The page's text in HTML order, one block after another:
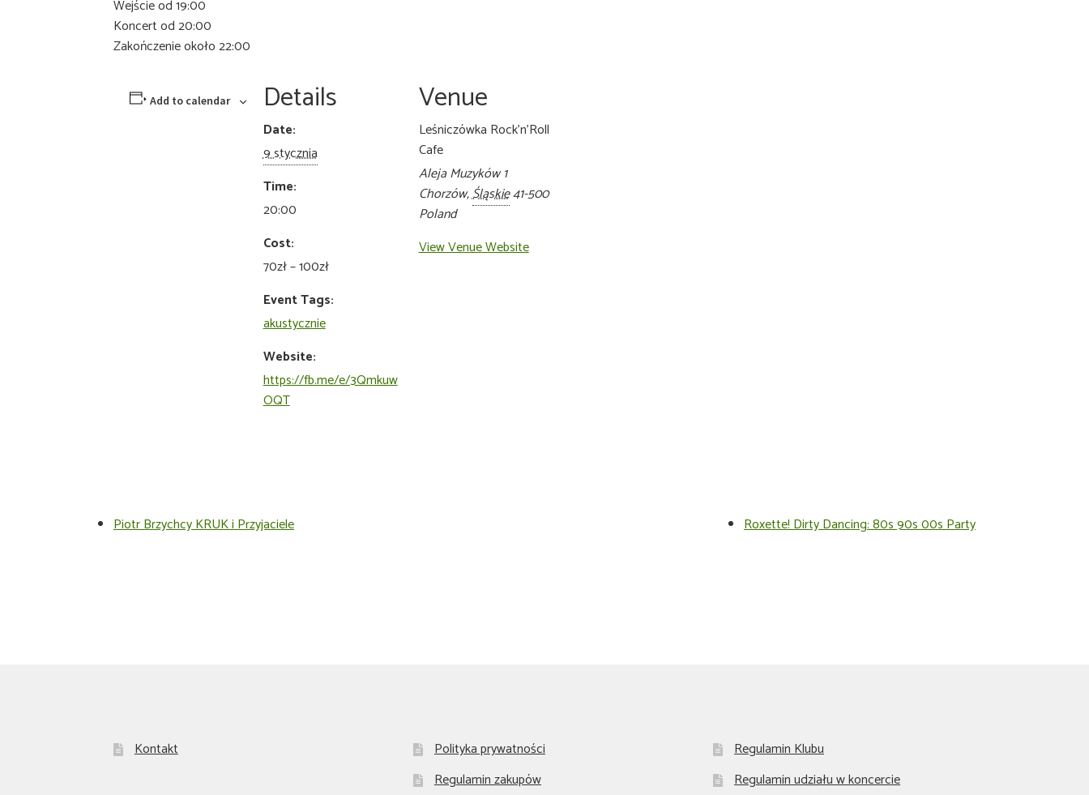
Wejście od 19:00
Koncert od 20:00
Zakończenie około 22:00
Add to calendar Details
Date:
9 stycznia
Time:
20:00
Cost:
70zł – 100zł
Event Tags:
akustycznie
Website:
https://fb.me/e/3Qmkuw
OQT
Venue
Leśniczówka Rock’n’Roll
Cafe
Aleja Muzyków 1
Chorzów,Śląskie41-500
Poland
View Venue Website
Piotr Brzychcy KRUK i Przyjaciele Roxette! Dirty Dancing: 80s 90s 00s Party
Kontakt
Polityka prywatności
Regulamin zakupów
Regulamin Klubu
Regulamin udziału w koncercie